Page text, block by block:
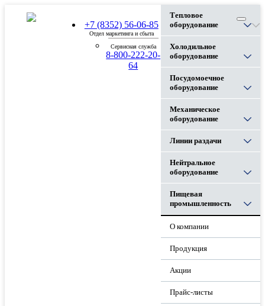
+7 (8352) 56-06-85
Отдел маркетинга и сбыта
Сервисная служба
8-800-222-20-
64
Тепловое
оборудование
Холодильное
оборудование
Посудомоечное
оборудование
Механическое
оборудование
Линии раздачи
Нейтральное
оборудование
Пищевая
промышленность
О компании
Продукция
Акции
Прайс-листы